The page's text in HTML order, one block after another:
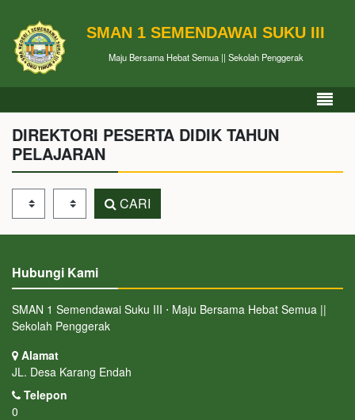
SMAN 1 SEMENDAWAI SUKU III
Maju Bersama Hebat Semua || Sekolah Penggerak
DIREKTORI PESERTA DIDIK TAHUN
PELAJARAN
Tahun Pelajaran
Kelas CARI
Hubungi Kami
SMAN 1 Semendawai Suku III ⋅ Maju Bersama Hebat Semua ||
Sekolah Penggerak
Alamat
JL. Desa Karang Endah
Telepon
0